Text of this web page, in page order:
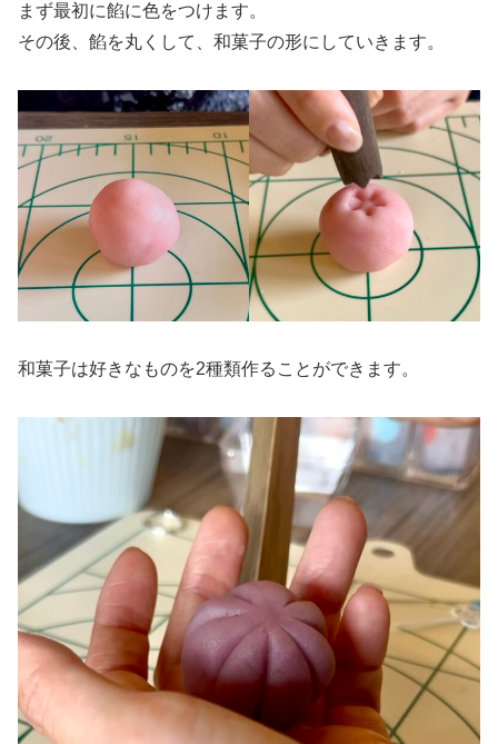
まず最初に餡に色をつけます。
その後、餡を丸くして、和菓子の形にしていきます。
和菓子は好きなものを2種類作ることができます。